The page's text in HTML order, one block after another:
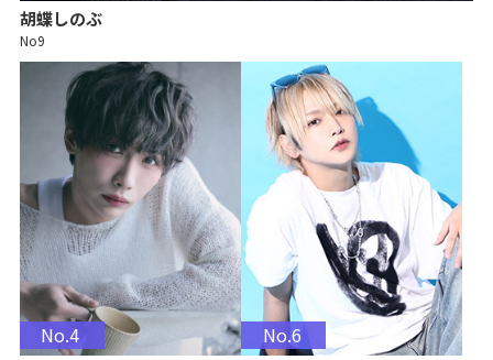
胡蝶しのぶ
No9
No.4 No.6